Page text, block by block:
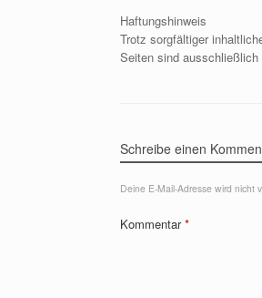
Haftungshinweis
Trotz sorgfältiger
Seiten sind
Schreibe einen
Deine E-Mail-Adresse wird nicht
Kommentar*